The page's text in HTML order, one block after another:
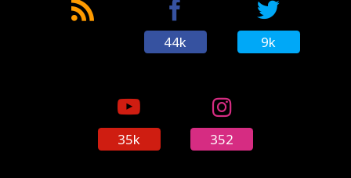
44k 9k
35k 352